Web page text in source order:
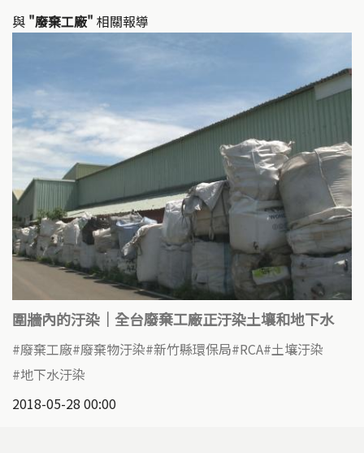
與 "廢棄工廠" 相關報導
圍牆內的汙染｜全台廢棄工廠正汙染土壤和地下水
廢棄工廠 廢棄物汙染 新竹縣環保局 RCA 土壤汙染
地下水汙染
2018-05-28 00:00